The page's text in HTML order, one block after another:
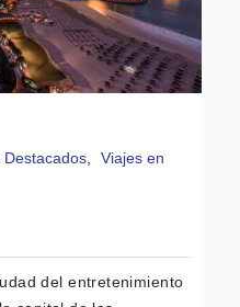
Destacados
Viajes en
del entretenimiento